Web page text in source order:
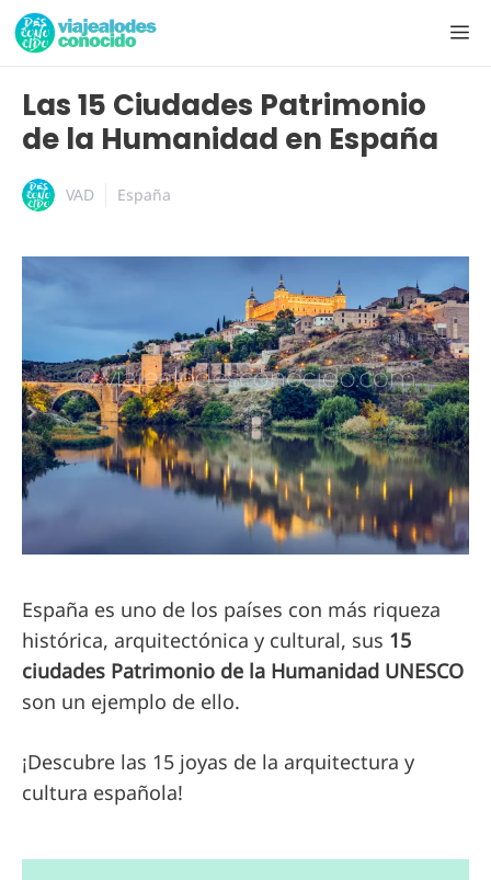
Las 15 Ciudades Patrimonio
de la Humanidad en España
VAD España
España es uno de los países con más riqueza
histórica, arquitectónica y cultural, sus 15
ciudades Patrimonio de la Humanidad UNESCO
son un ejemplo de ello.
¡Descubre las 15 joyas de la arquitectura y
cultura española!